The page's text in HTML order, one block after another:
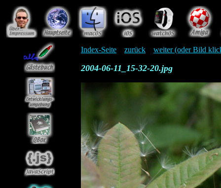
Index-Seite zurück weiter (oder Bild
2004-06-11_15-32-20.jpg